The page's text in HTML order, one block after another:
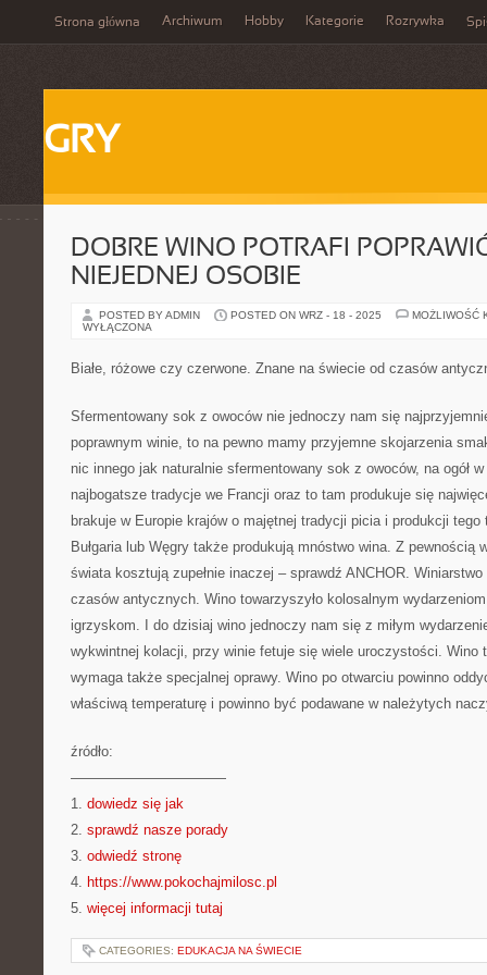
Strona główna Archiwum Hobby Kategorie Rozrywka
GRY
DOBRE WINO POTRAFI
NIEJEDNEJ OSOBIE
POSTED BY ADMIN POSTED ON WRZ - 18 - 2025
MOŻLIWOŚĆ
WYŁĄCZONA
Białe, różowe czy czerwone. Znane na świecie od czasów
Sfermentowany sok z owoców nie jednoczy nam się
poprawnym winie, to na pewno mamy przyjemne skojarzenia
nic innego jak naturalnie sfermentowany sok z owoców, na ogół
najbogatsze tradycje we Francji oraz to tam produkuje się
brakuje w Europie krajów o majętnej tradycji picia i produkcji tego
Bułgaria lub Węgry także produkują mnóstwo wina. Z pewnością
świata kosztują zupełnie inaczej – sprawdź ANCHOR.
czasów antycznych. Wino towarzyszyło kolosalnym
igrzyskom. I do dzisiaj wino jednoczy nam się z miłym
wykwintnej kolacji, przy winie fetuje się wiele uroczystości. Wino
wymaga także specjalnej oprawy. Wino po otwarciu powinno
właściwą temperaturę i powinno być podawane w należytych
źródło:
———————————
1. dowiedz się jak
2. sprawdź nasze porady
3. odwiedź stronę
4. https://www.pokochajmilosc.pl
5. więcej informacji tutaj
CATEGORIES: EDUKACJA NA ŚWIECIE